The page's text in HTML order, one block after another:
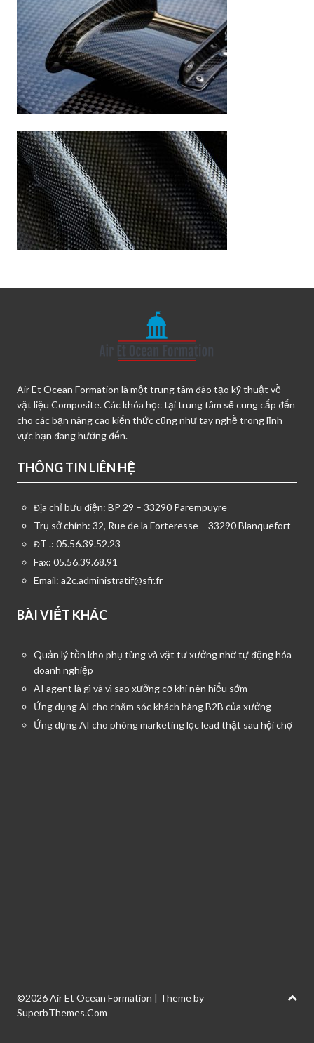
Air Et Ocean Formation là một trung tâm đào tạo kỹ thuật về
vật liệu Composite. Các khóa học tại trung tâm sẽ cung cấp đến
cho các bạn nâng cao kiến thức cũng như tay nghề trong lĩnh
vực bạn đang hướng đến.
THÔNG TIN LIÊN HỆ
Địa chỉ bưu điện: BP 29 – 33290 Parempuyre
Trụ sở chính: 32, Rue de la Forteresse – 33290 Blanquefort
ĐT .: 05.56.39.52.23
Fax: 05.56.39.68.91
Email: a2c.administratif@sfr.fr
BÀI VIẾT KHÁC
Quản lý tồn kho phụ tùng và vật tư xưởng nhờ tự động hóa
doanh nghiệp
AI agent là gì và vì sao xưởng cơ khí nên hiểu sớm
Ứng dụng AI cho chăm sóc khách hàng B2B của xưởng
Ứng dụng AI cho phòng marketing lọc lead thật sau hội chợ
©2026 Air Et Ocean Formation | Theme by
SuperbThemes.Com